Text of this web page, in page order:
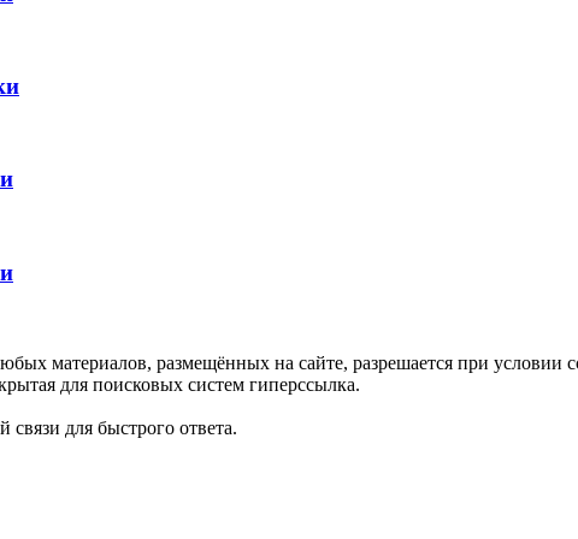
материалов, размещённых на сайте, разрешается при
для поисковых систем гиперссылка.
для быстрого ответа.